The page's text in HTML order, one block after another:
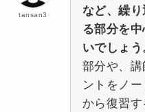
tansan3
など、繰
る部分を
いでしょう
部分や、講
ントをノ
から復習す